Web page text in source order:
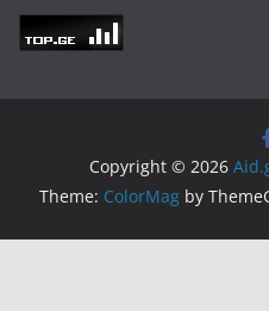
Copyright © 2026
Theme: ColorMag by